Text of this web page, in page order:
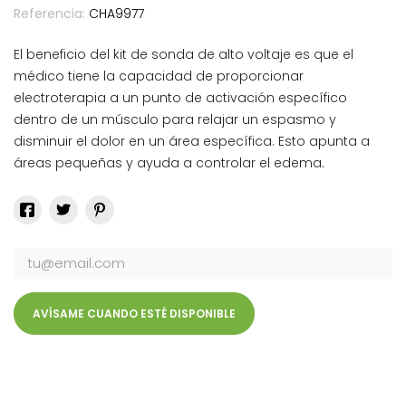
Referencia: CHA9977
El beneficio del kit de sonda de alto voltaje es que el
médico tiene la capacidad de proporcionar
electroterapia a un punto de activación específico
dentro de un músculo para relajar un espasmo y
disminuir el dolor en un área específica. Esto apunta a
áreas pequeñas y ayuda a controlar el edema.
AVÍSAME CUANDO ESTÉ DISPONIBLE